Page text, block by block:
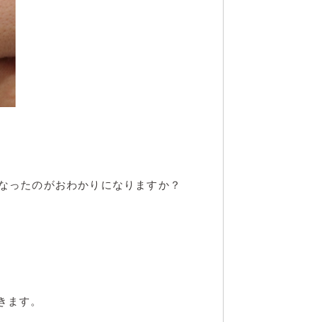
ったのがおわかりになりますか？
ます。